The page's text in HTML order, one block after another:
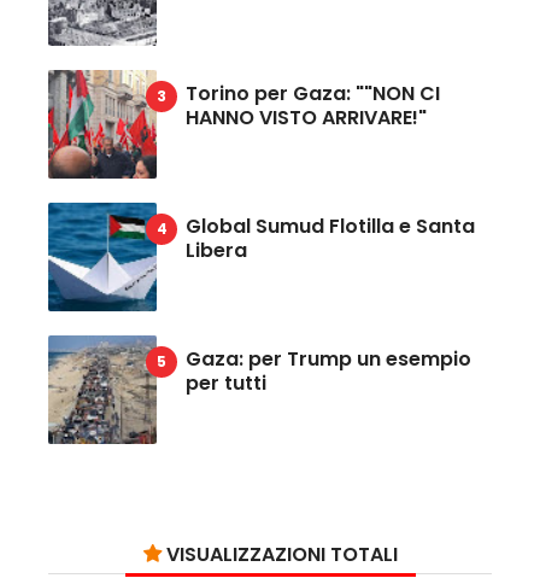
Torino per Gaza: ""NON CI
HANNO VISTO ARRIVARE!"
Global Sumud Flotilla e Santa
Libera
Gaza: per Trump un esempio
per tutti
VISUALIZZAZIONI TOTALI